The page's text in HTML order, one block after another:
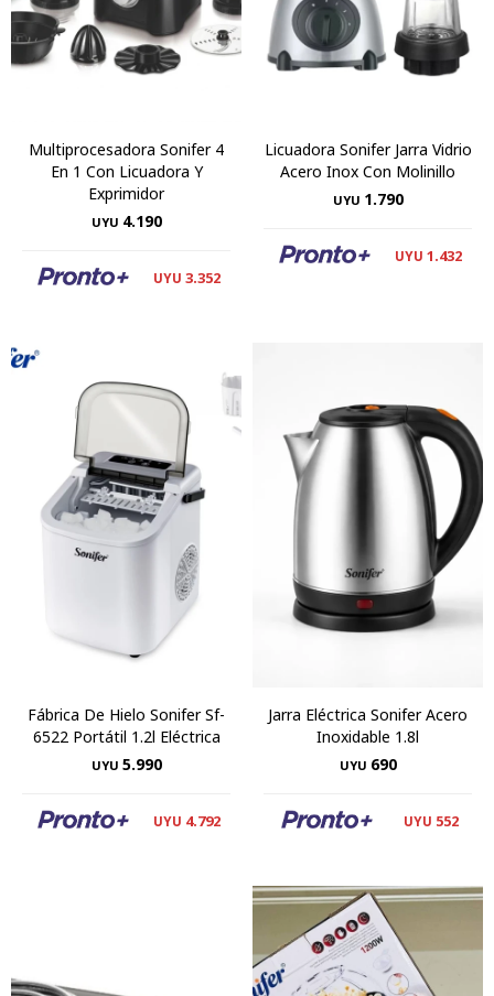
Multiprocesadora Sonifer 4
En 1 Con Licuadora Y
Exprimidor
UYU 4.190
UYU 3.352
Licuadora Sonifer Jarra Vidrio
Acero Inox Con Molinillo
UYU 1.790
UYU 1.432
Fábrica De Hielo Sonifer Sf-
6522 Portátil 1.2l Eléctrica
UYU 5.990
UYU 4.792
Jarra Eléctrica Sonifer Acero
Inoxidable 1.8l
UYU 690
UYU 552